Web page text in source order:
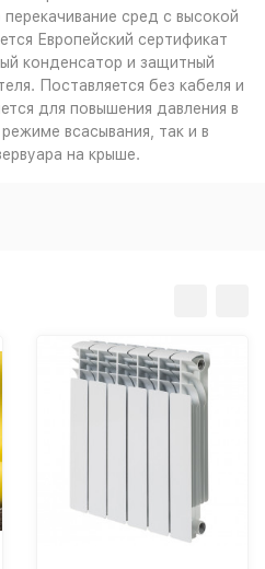
сред с высокой
Европейский сертификат
конденсатор и защитный
Поставляется без кабеля и
для повышения давления в
всасывания, так и в
на крыше.